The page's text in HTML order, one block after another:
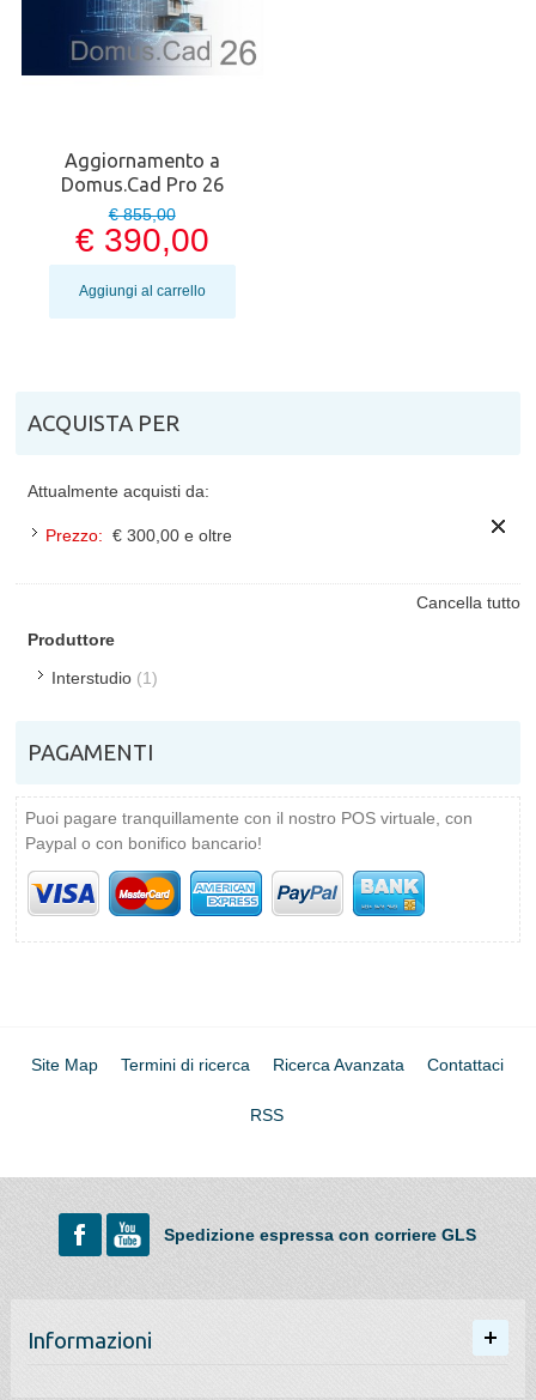
Aggiornamento a
Domus.Cad Pro 26
€ 855,00
€ 390,00
Aggiungi al carrello
ACQUISTA PER
Attualmente acquisti da:
Prezzo: € 300,00 e oltre
Cancella tutto
Produttore
Interstudio (1)
PAGAMENTI
Puoi pagare tranquillamente con il nostro POS virtuale, con
Paypal o con bonifico bancario!
Site Map Termini di ricerca Ricerca Avanzata Contattaci
RSS
Spedizione espressa con corriere GLS
Informazioni